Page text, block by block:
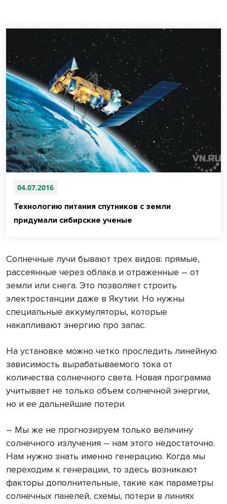
04.07.2016
Технологию питания спутников с земли
придумали сибирские ученые
Солнечные лучи бывают трех видов: прямые,
рассеянные через облака и отраженные – от
земли или снега. Это позволяет строить
электростанции даже в Якутии. Но нужны
специальные аккумуляторы, которые
накапливают энергию про запас.
На установке можно четко проследить линейную
зависимость вырабатываемого тока от
количества солнечного света. Новая программа
учитывает не только объем солнечной энергии,
но и ее дальнейшие потери.
– Мы же не прогнозируем только величину
солнечного излучения – нам этого недостаточно.
Нам нужно знать именно генерацию. Когда мы
переходим к генерации, то здесь возникают
факторы дополнительные, такие как параметры
солнечных панелей, схемы, потери в линиях